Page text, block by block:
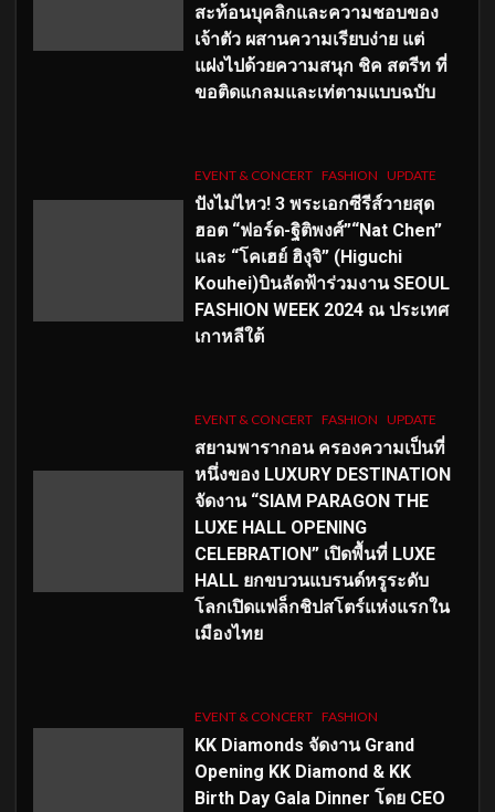
สะท้อนบุคลิกและความชอบของ
เจ้าตัว ผสานความเรียบง่าย แต่
แฝงไปด้วยความสนุก ชิค สตรีท ที่
ขอติดแกลมและเท่ตามแบบฉบับ
EVENT & CONCERT FASHION UPDATE
ปังไม่ไหว! 3 พระเอกซีรีส์วายสุด
ฮอต “ฟอร์ด-ฐิติพงศ์”“Nat Chen”
และ “โคเฮย์ ฮิงุจิ” (Higuchi
Kouhei)บินลัดฟ้าร่วมงาน SEOUL
FASHION WEEK 2024 ณ ประเทศ
เกาหลีใต้
EVENT & CONCERT FASHION UPDATE
สยามพารากอน ครองความเป็นที่
หนึ่งของ LUXURY DESTINATION
จัดงาน “SIAM PARAGON THE
LUXE HALL OPENING
CELEBRATION” เปิดพื้นที่ LUXE
HALL ยกขบวนแบรนด์หรูระดับ
โลกเปิดแฟล็กชิปสโตร์แห่งแรกใน
เมืองไทย
EVENT & CONCERT FASHION
KK Diamonds จัดงาน Grand
Opening KK Diamond & KK
Birth Day Gala Dinner โดย CEO